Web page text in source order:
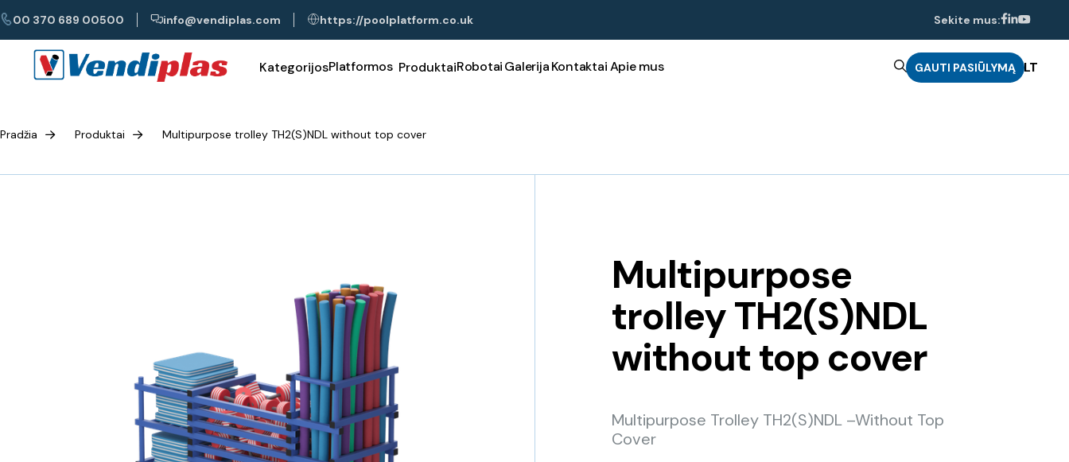
00 370 689 00500 info@vendiplas.com https://poolplatform.co.uk Sekite mus:
KategorijosPlatformos ProduktaiRobotaiGalerijaKontaktaiApie mus GAUTI PASIŪLYMĄ LT
Pradžia Produktai Multipurpose trolley TH2(S)NDL without top cover
Multipurpose
trolley TH2(S)NDL
without top cover
Multipurpose Trolley TH2(S)NDL –Without Top
Cover